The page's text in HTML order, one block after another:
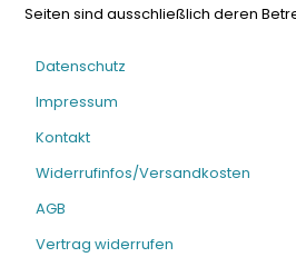
Seiten sind ausschließlich deren
Datenschutz
Impressum
Kontakt
Widerrufinfos/Versandkosten
AGB
Vertrag widerrufen